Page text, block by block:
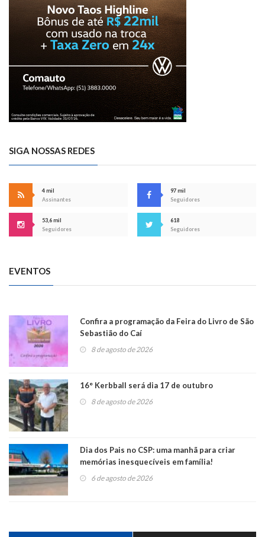
SIGA NOSSAS REDES
4 mil
Assinantes
97 mil
Seguidores
53,6 mil
Seguidores
618
Seguidores
EVENTOS
Confira a programação da Feira do Livro de São
Sebastião do Caí
8 de agosto de 2026
16° Kerbball será dia 17 de outubro
8 de agosto de 2026
Dia dos Pais no CSP: uma manhã para criar
memórias inesquecíveis em família!
6 de agosto de 2026